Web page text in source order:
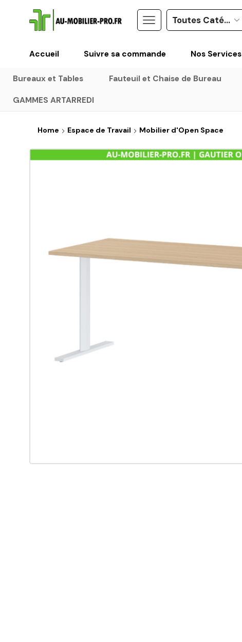
Accueil Suivre sa commande Nos Services
Bureaux et Tables Fauteuil et Chaise de Bureau
GAMMES ARTARREDI
Home Espace de Travail Mobilier d'Open Space